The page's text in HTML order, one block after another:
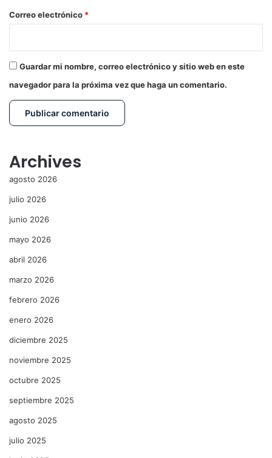
*
Correo electrónico *
Guardar mi nombre, correo electrónico y sitio web en este
navegador para la próxima vez que haga un comentario.
Archives
agosto 2026
julio 2026
junio 2026
mayo 2026
abril 2026
marzo 2026
febrero 2026
enero 2026
diciembre 2025
noviembre 2025
octubre 2025
septiembre 2025
agosto 2025
julio 2025